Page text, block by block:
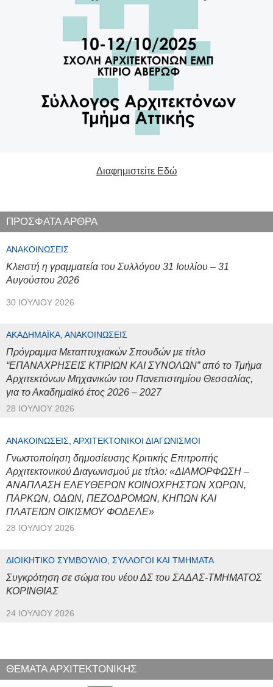
Διαφημιστείτε Εδώ
ΠΡΟΣΦΑΤΑ ΑΡΘΡΑ
ΑΝΑΚΟΙΝΏΣΕΙΣ
Κλειστή η γραμματεία του Συλλόγου 31 Ιουλίου – 31
Αυγούστου 2026
30 ΙΟΥΛΊΟΥ 2026
ΑΚΑΔΗΜΑΪΚΆ, ΑΝΑΚΟΙΝΏΣΕΙΣ
Πρόγραμμα Μεταπτυχιακών Σπουδών με τίτλο
“ΕΠΑΝΑΧΡΗΣΕΙΣ ΚΤΙΡΙΩΝ ΚΑΙ ΣΥΝΟΛΩΝ” από το Τμήμα
Αρχιτεκτόνων Μηχανικών του Πανεπιστημίου Θεσσαλίας,
για το Ακαδημαϊκό έτος 2026 – 2027
28 ΙΟΥΛΊΟΥ 2026
ΑΝΑΚΟΙΝΏΣΕΙΣ, ΑΡΧΙΤΕΚΤΟΝΙΚΟΊ ΔΙΑΓΩΝΙΣΜΟΊ
Γνωστοποίηση δημοσίευσης Κριτικής Επιτροπής
Αρχιτεκτονικού Διαγωνισμού με τίτλο: «ΔΙΑΜΟΡΦΩΣΗ –
ΑΝΑΠΛΑΣΗ ΕΛΕΥΘΕΡΩΝ ΚΟΙΝΟΧΡΗΣΤΩΝ ΧΩΡΩΝ,
ΠΑΡΚΩΝ, ΟΔΩΝ, ΠΕΖΟΔΡΟΜΩΝ, ΚΗΠΩΝ ΚΑΙ
ΠΛΑΤΕΙΩΝ ΟΙΚΙΣΜΟΥ ΦΟΔΕΛΕ»
28 ΙΟΥΛΊΟΥ 2026
ΔΙΟΙΚΗΤΙΚΌ ΣΥΜΒΟΎΛΙΟ, ΣΎΛΛΟΓΟΙ ΚΑΙ ΤΜΉΜΑΤΑ
Συγκρότηση σε σώμα του νέου ΔΣ του ΣΑΔΑΣ-ΤΜΗΜΑΤΟΣ
ΚΟΡΙΝΘΙΑΣ
24 ΙΟΥΛΊΟΥ 2026
ΘΕΜΑΤΑ ΑΡΧΙΤΕΚΤΟΝΙΚΗΣ